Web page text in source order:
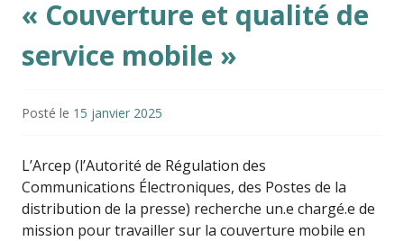
« Couverture et qualité de
service mobile »
Posté le 15 janvier 2025
L’Arcep (l’Autorité de Régulation des
Communications Électroniques, des Postes de la
distribution de la presse) recherche un.e chargé.e de
mission pour travailler sur la couverture mobile en